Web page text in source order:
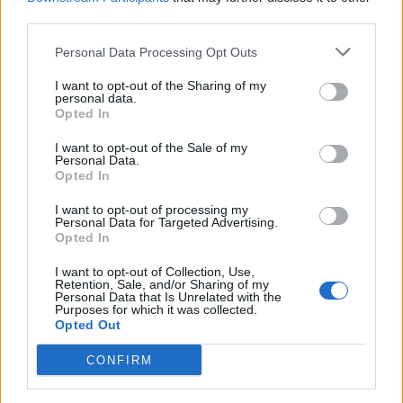
Personal Data Processing Opt Outs
I want to opt-out of the Sharing of my
personal data.
Opted In
I want to opt-out of the Sale of my
Personal Data.
Opted In
I want to opt-out of processing my
Personal Data for Targeted Advertising.
Opted In
I want to opt-out of Collection, Use,
Retention, Sale, and/or Sharing of my
Personal Data that Is Unrelated with the
Purposes for which it was collected.
Opted Out
CONFIRM
μεγαλύτερους Χρηματοδοτικούς Φορείς (Intrum,
πραγματοποιήθηκαν επιτυχείς ρυθμίσεις ύψους
263 εκατ. ευρώ, οι οποίες αντιστοιχούν σε 5.000
οφειλέτες. Σημειώνεται ότι, η πλειοψηφία αυτών
Επισημαίνεται ότι στις Τράπεζες περίπου το 40%
των μη εξυπηρετούμενων δανείων είναι
καταγγελμένα, ενώ στα υπόλοιπα δάνεια κατά
ρύθμισης.
Τέλος, υπενθυμίζεται ότι, με στόχο την
αποτελεσματικότερη αξιοποίηση των διαθέσιμων
εργαλείων ρύθμισης οφειλών, η Γενική
Γραμματεία Χρηματοπιστωτικού Τομέα και